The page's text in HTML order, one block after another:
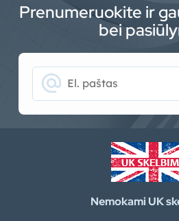
Prenumeruokite ir
bei
alternate_email
Nemokami UK